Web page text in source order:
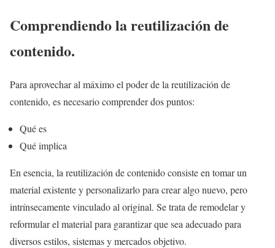
Comprendiendo la reutilización de
contenido.
Para aprovechar al máximo el poder de la reutilización de
contenido, es necesario comprender dos puntos:
Qué es
Qué implica
En esencia, la reutilización de contenido consiste en tomar un
material existente y personalizarlo para crear algo nuevo, pero
intrínsecamente vinculado al original. Se trata de remodelar y
reformular el material para garantizar que sea adecuado para
diversos estilos, sistemas y mercados objetivo.